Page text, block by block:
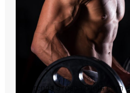
Aprenda a rosca direta com